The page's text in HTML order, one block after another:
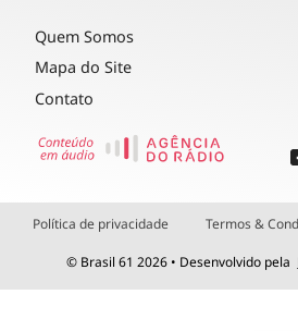
Quem Somos
Mapa do Site
Contato
Política de privacidade Termos &
© Brasil 61 2026 • Desenvolvido pela